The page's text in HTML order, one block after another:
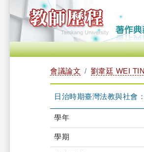
會議論文 劉韋廷 WEI
日治時期臺灣法教與社會
學年
學期